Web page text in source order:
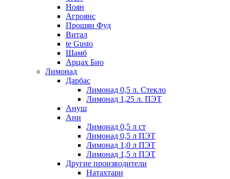
Ноян
Агроянс
Прошян Фуд
Витал
te Gusto
Шамб
Арцах Био
Лимонад
Дарбас
Лимонад 0,5 л. Стекло
Лимонад 1,25 л. ПЭТ
Ануш
Ани
Лимонад 0,5 л ст
Лимонад 0,5 л ПЭТ
Лимонад 1,0 л ПЭТ
Лимонад 1,5 л ПЭТ
Другие производители
Натахтари